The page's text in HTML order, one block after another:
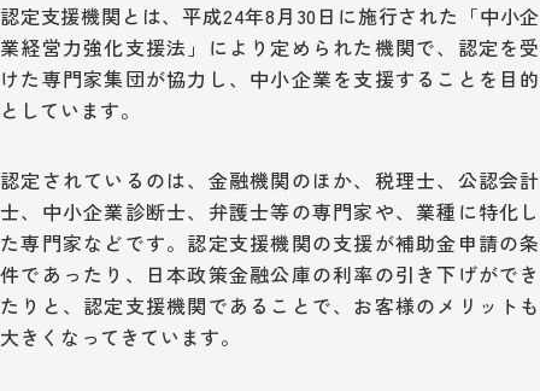
認定支援機関とは、平成24年8月30日に施行された「中小企
業経営力強化支援法」により定められた機関で、認定を受
けた専門家集団が協力し、中小企業を支援することを目的
としています。
認定されているのは、金融機関のほか、税理士、公認会計
士、中小企業診断士、弁護士等の専門家や、業種に特化し
た専門家などです。認定支援機関の支援が補助金申請の条
件であったり、日本政策金融公庫の利率の引き下げができ
たりと、認定支援機関であることで、お客様のメリットも
大きくなってきています。